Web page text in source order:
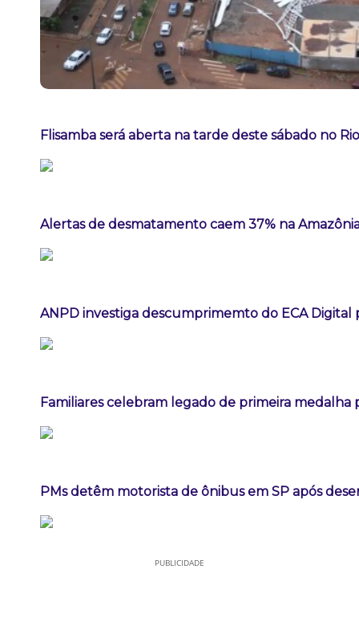
Flisamba será aberta na tarde deste sábado no
Alertas de desmatamento caem 37% na
ANPD investiga descumprimemto do ECA Digital
Familiares celebram legado de primeira medalha
PMs detêm motorista de ônibus em SP após
PUBLICIDADE